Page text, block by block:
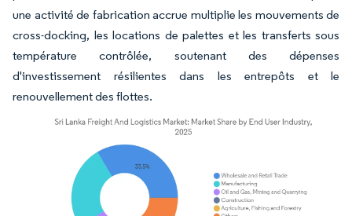
une activité de fabrication accrue multiplie les mouvements de
cross-docking, les locations de palettes et les transferts sous
température contrôlée, soutenant des dépenses
d'investissement résilientes dans les entrepôts et le
renouvellement des flottes.